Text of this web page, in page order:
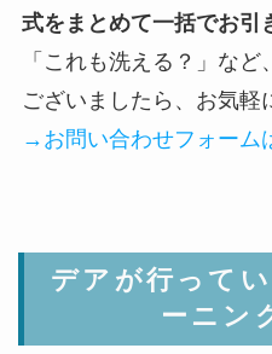
式をまとめて一括でお引
「これも洗える？」な
ございましたら、お気軽
→お問い合わせフォーム
デアが行って
ーニン